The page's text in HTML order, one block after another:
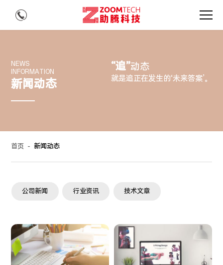
NEWS
INFORMATION
新闻动态
“追”动态
就是追正在发生的‘未来答案’。
首页 - 新闻动态
公司新闻 行业资讯 技术文章